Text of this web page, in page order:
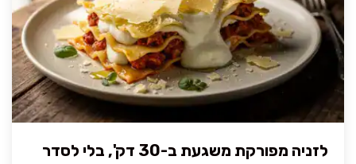
לזניה מפורקת משגעת ב-30 דק', בלי לסדר